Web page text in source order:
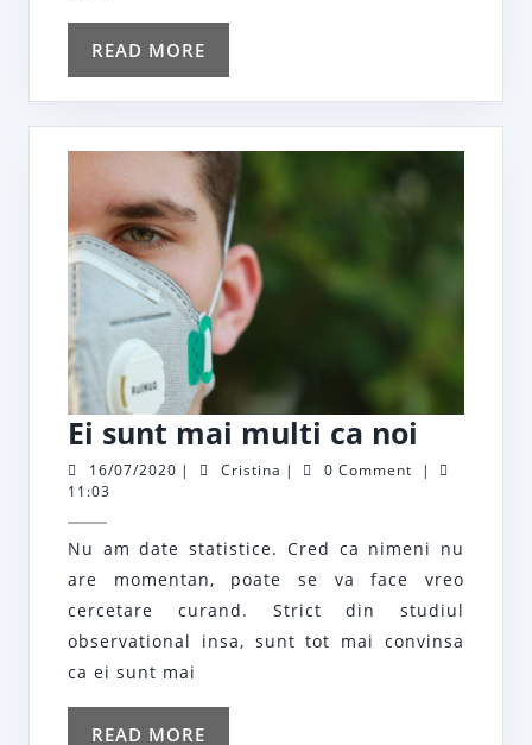
READ MORE
MORE
Ei sunt mai multi ca noi
sunt
multi
ca
noi
16/07/2020 16/07/2020
| Cristina Cristina
| 0 Comment
|
11:03
Nu am date statistice. Cred ca nimeni nu
are momentan, poate se va face vreo
cercetare curand. Strict din studiul
observational insa, sunt tot mai convinsa
ca ei sunt mai
READ MORE